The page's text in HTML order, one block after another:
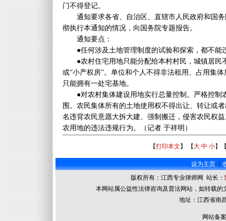
门不得登记。
通知要求各省、自治区、直辖市人民政府和国务
彻执行本通知的情况，向国务院专题报告。
通知要点：
●任何涉及土地管理制度的试验和探索，都不能
●农村住宅用地只能分配给本村村民，城镇居民
或“小产权房”。单位和个人不得非法租用、占用集
只能拥有一处宅基地。
●对农村集体建设用地实行总量控制。严格控制
围。农民集体所有的土地使用权不得出让、转让或
名违背农民意愿大拆大建、强制搬迁，侵害农民权
农用地的违法违规行为。（记者 于祥明）
【打印本文 】 【大 中 小】
设为主页
版权所有：江西专业律师网 站长：
本网站属公益性法律咨询及普法网站，如转载
地址：江西省南
网站备